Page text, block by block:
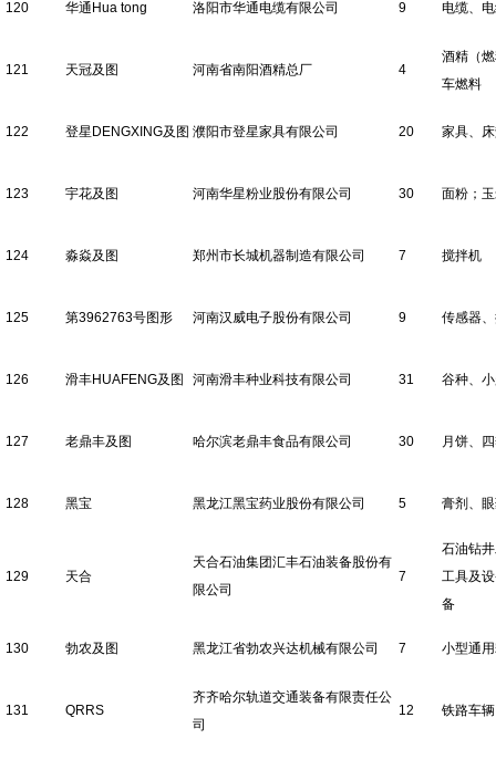
120 华通Hua tong 洛阳市华通电缆有限公司 9 电缆、
121 天冠及图 河南省南阳酒精总厂 4
酒精（
车燃料
122 登星DENGXING及图 濮阳市登星家具有限公司 20 家具、
123 宇花及图 河南华星粉业股份有限公司 30 面粉；
124 淼焱及图 郑州市长城机器制造有限公司 7 搅拌机
125 第3962763号图形 河南汉威电子股份有限公司 9 传感器
126 滑丰HUAFENG及图 河南滑丰种业科技有限公司 31 谷种、
127 老鼎丰及图 哈尔滨老鼎丰食品有限公司 30 月饼、
128 黑宝 黑龙江黑宝药业股份有限公司 5 膏剂、
129 天合
天合石油集团汇丰石油装备股份有
限公司
7
石油钻
工具及
备
130 勃农及图 黑龙江省勃农兴达机械有限公司 7 小型通
131 QRRS
齐齐哈尔轨道交通装备有限责任公
司
12 铁路车辆